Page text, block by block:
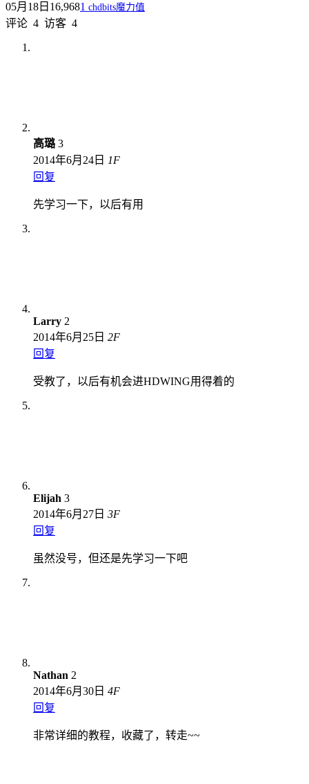
05月18日 16,9681 chdbits魔力值
评论 4 访客 4
高璐 3
2014年6月24日 1F
回复
先学习一下，以后有用
Larry 2
2014年6月25日 2F
回复
受教了，以后有机会进HDWING用得着的
Elijah 3
2014年6月27日 3F
回复
虽然没号，但还是先学习一下吧
Nathan 2
2014年6月30日 4F
回复
非常详细的教程，收藏了，转走~~